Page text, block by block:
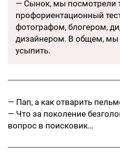
— Сынок, мы посмотрели
профориентационный
фотографом, блогером,
дизайнером. В общем, мы
усыпить.
— Пап, а как отварить
— Что за поколение
вопрос в поисковик…